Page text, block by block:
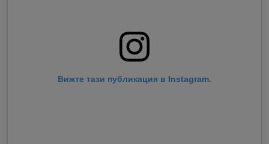
Вижте тази публикация в Instagram.